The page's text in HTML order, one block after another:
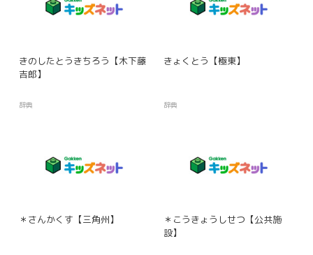
きのしたとうきちろう【木下藤
吉郎】
辞典
きょくとう【極東】
辞典
＊さんかくす【三角州】
＊こうきょうしせつ【公共施
設】